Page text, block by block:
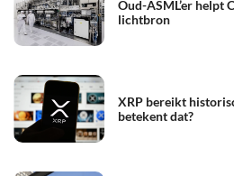
Oud-ASML’er helpt
lichtbron
XRP bereikt
betekent dat?